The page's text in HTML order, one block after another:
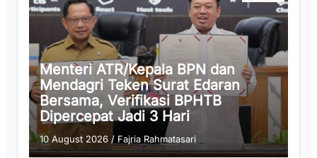
Menteri ATR/Kepala BPN dan
Mendagri Teken Surat Edaran
Bersama, Verifikasi BPHTB
Dipercepat Jadi 3 Hari
10 August 2026 / Fajria Rahmatasari